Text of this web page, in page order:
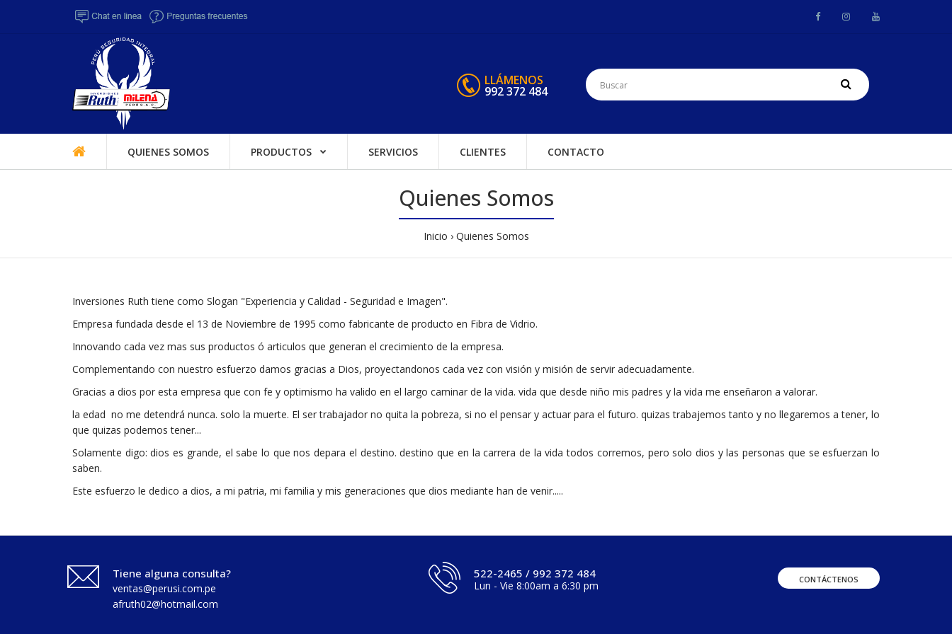
LLÁMENOS
992 372 484
QUIENES SOMOS PRODUCTOS SERVICIOS CLIENTES CONTACTO
Quienes Somos
Inicio Quienes Somos
Inversiones Ruth tiene como Slogan "Experiencia y Calidad - Seguridad e Imagen".
Empresa fundada desde el 13 de Noviembre de 1995 como fabricante de producto en Fibra de Vidrio.
Innovando cada vez mas sus productos ó articulos que generan el crecimiento de la empresa.
Complementando con nuestro esfuerzo damos gracias a Dios, proyectandonos cada vez con visión y misión de servir adecuadamente.
Gracias a dios por esta empresa que con fe y optimismo ha valido en el largo caminar de la vida. vida que desde niño mis padres y la vida me enseñaron a valorar.
la edad no me detendrá nunca. solo la muerte. El ser trabajador no quita la pobreza, si no el pensar y actuar para el futuro. quizas trabajemos tanto y no llegaremos a tener, lo
que quizas podemos tener...
Solamente digo: dios es grande, el sabe lo que nos depara el destino. destino que en la carrera de la vida todos corremos, pero solo dios y las personas que se esfuerzan lo
saben.
Este esfuerzo le dedico a dios, a mi patria, mi familia y mis generaciones que dios mediante han de venir.....
Tiene alguna consulta?
ventas@perusi.com.pe
afruth02@hotmail.com
522-2465 / 992 372 484
Lun - Vie 8:00am a 6:30 pm CONTÁCTENOS